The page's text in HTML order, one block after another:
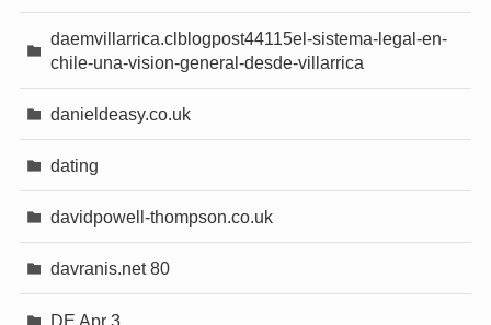
daemvillarrica.clblogpost44115el-sistema-legal-en-
chile-una-vision-general-desde-villarrica
danieldeasy.co.uk
dating
davidpowell-thompson.co.uk
davranis.net 80
DE Apr 3